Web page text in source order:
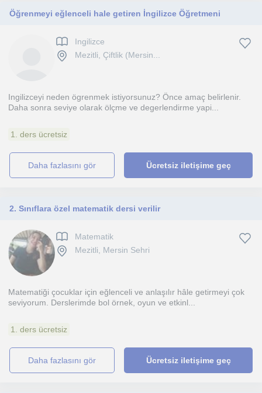
Öğrenmeyi eğlenceli hale getiren İngilizce Öğretmeni
Ingilizce
Mezitli, Çiftlik (Mersin...
Ingilizceyi neden ögrenmek istiyorsunuz? Önce amaç belirlenir.
Daha sonra seviye olarak ölçme ve degerlendirme yapi...
1. ders ücretsiz
daha fazlasını gör Ücretsiz iletişime geç
2. Sınıflara özel matematik dersi verilir
Matematik
Mezitli, Mersin Sehri
Matematiği çocuklar için eğlenceli ve anlaşılır hâle getirmeyi çok
seviyorum. Derslerimde bol örnek, oyun ve etkinl...
1. ders ücretsiz
daha fazlasını gör Ücretsiz iletişime geç